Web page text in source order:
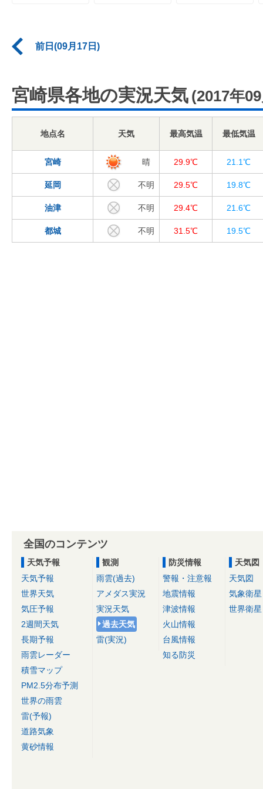
前日(09月17日)
宮崎県各地の実況天気 (2017年
地点名 天気 最高気温 最低気温
宮崎 晴 29.9℃ 21.1℃
延岡 不明 29.5℃ 19.8℃
油津 不明 29.4℃ 21.6℃
都城 不明 31.5℃ 19.5℃
全国のコンテンツ
天気予報
天気予報
世界天気
気圧予報
2週間天気
長期予報
雨雲レーダー
積雪マップ
PM2.5分布予測
世界の雨雲
雷(予報)
道路気象
黄砂情報
観測
雨雲(過去)
アメダス実況
実況天気
過去天気
雷(実況)
防災情報
警報・注意報
地震情報
津波情報
火山情報
台風情報
知る防災
天気図
天気図
気象衛星
世界衛星